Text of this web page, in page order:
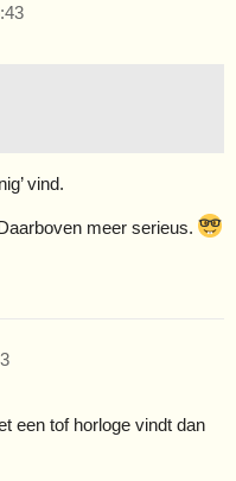
vind.
meer serieus.
een tof horloge vindt dan